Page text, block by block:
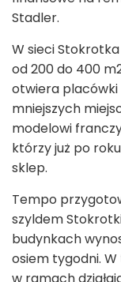
Stadler.
W sieci
od 200 do 400 m
otwiera placówki
mniejszych
modelowi
którzy już po
sklep.
Tempo
szyldem
budynkach
osiem tygodni.